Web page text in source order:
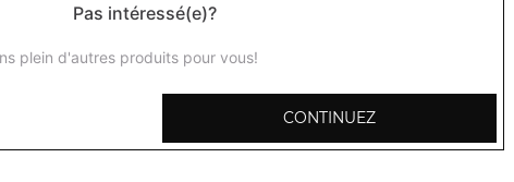
Nos
Pas intéressé(e)?
plein d'autres produits pour vous!
CONTINUEZ